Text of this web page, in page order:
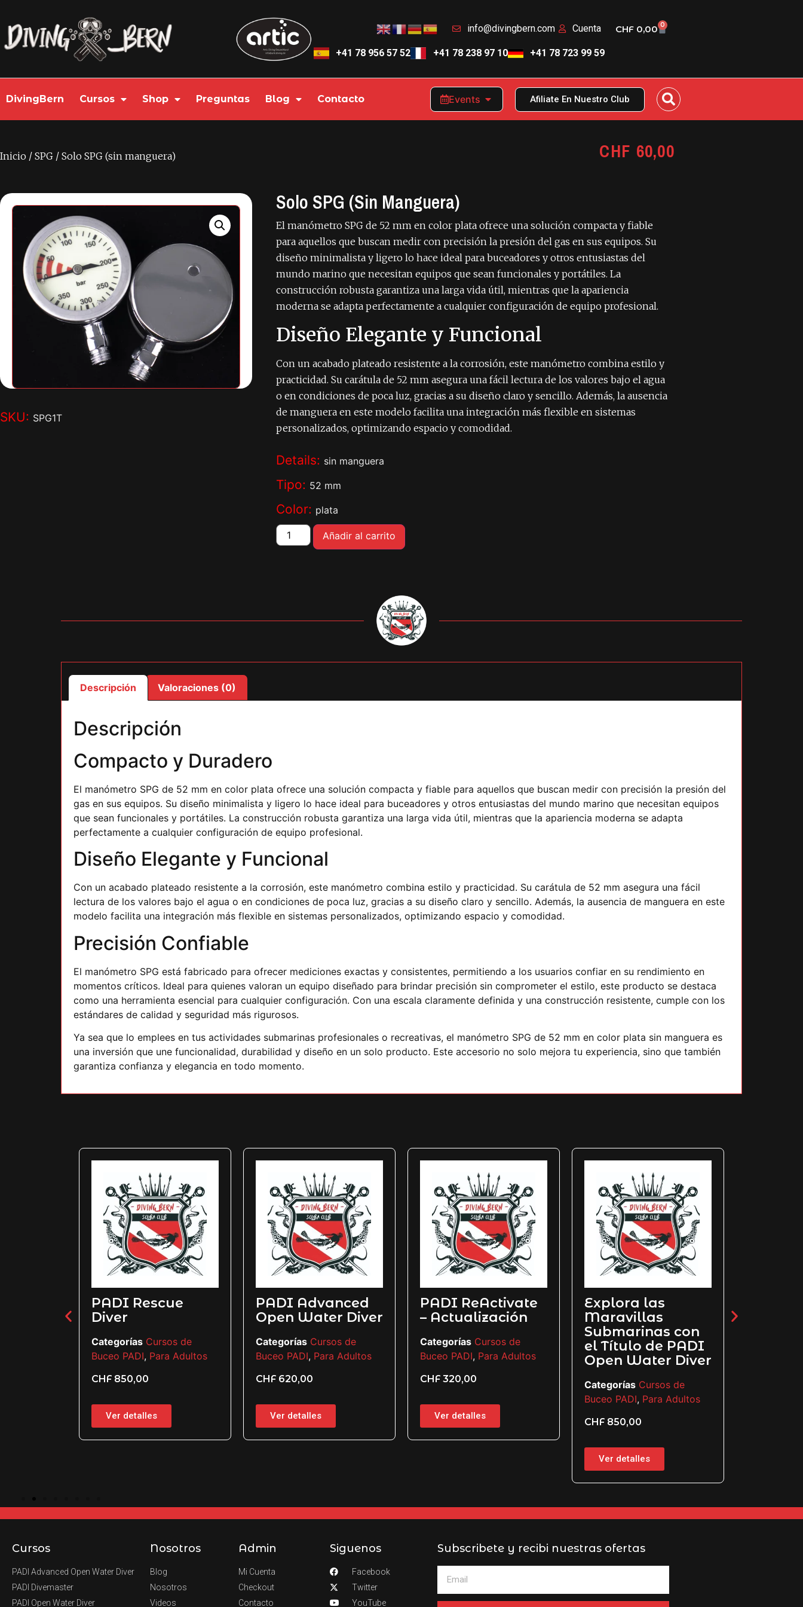
info@divingbern.com Cuenta CHF0,00 0
+41 78 956 57 52 +41 78 238 97 10 +41 78 723 99 59
DivingBern Cursos Shop Preguntas Blog Contacto Events Afiliate En Nuestro Club
Inicio / SPG / Solo SPG (sin manguera) CHF 60,00
SKU: SPG1T
Solo SPG (sin Manguera)
El manómetro SPG de 52 mm en color plata ofrece una solución compacta y fiable
para aquellos que buscan medir con precisión la presión del gas en sus equipos. Su
diseño minimalista y ligero lo hace ideal para buceadores y otros entusiastas del
mundo marino que necesitan equipos que sean funcionales y portátiles. La
construcción robusta garantiza una larga vida útil, mientras que la apariencia
moderna se adapta perfectamente a cualquier configuración de equipo profesional.
Diseño Elegante y Funcional
Con un acabado plateado resistente a la corrosión, este manómetro combina estilo y
practicidad. Su carátula de 52 mm asegura una fácil lectura de los valores bajo el agua
o en condiciones de poca luz, gracias a su diseño claro y sencillo. Además, la ausencia
de manguera en este modelo facilita una integración más flexible en sistemas
personalizados, optimizando espacio y comodidad.
Details: sin manguera
Tipo: 52 mm
Color: plata
Añadir al carrito
Descripción Valoraciones (0)
Descripción
Compacto y Duradero
El manómetro SPG de 52 mm en color plata ofrece una solución compacta y fiable para aquellos que buscan medir con precisión la presión del
gas en sus equipos. Su diseño minimalista y ligero lo hace ideal para buceadores y otros entusiastas del mundo marino que necesitan equipos
que sean funcionales y portátiles. La construcción robusta garantiza una larga vida útil, mientras que la apariencia moderna se adapta
perfectamente a cualquier configuración de equipo profesional.
Diseño Elegante y Funcional
Con un acabado plateado resistente a la corrosión, este manómetro combina estilo y practicidad. Su carátula de 52 mm asegura una fácil
lectura de los valores bajo el agua o en condiciones de poca luz, gracias a su diseño claro y sencillo. Además, la ausencia de manguera en este
modelo facilita una integración más flexible en sistemas personalizados, optimizando espacio y comodidad.
Precisión Confiable
El manómetro SPG está fabricado para ofrecer mediciones exactas y consistentes, permitiendo a los usuarios confiar en su rendimiento en
momentos críticos. Ideal para quienes valoran un equipo diseñado para brindar precisión sin comprometer el estilo, este producto se destaca
como una herramienta esencial para cualquier configuración. Con una escala claramente definida y una construcción resistente, cumple con los
estándares de calidad y seguridad más rigurosos.
Ya sea que lo emplees en tus actividades submarinas profesionales o recreativas, el manómetro SPG de 52 mm en color plata sin manguera es
una inversión que une funcionalidad, durabilidad y diseño en un solo producto. Este accesorio no solo mejora tu experiencia, sino que también
garantiza confianza y elegancia en todo momento.
PADI Rescue
Diver
Categorías Cursos de
Buceo PADI, Para Adultos
CHF 850,00
Ver detalles
PADI Advanced
Open Water Diver
Categorías Cursos de
Buceo PADI, Para Adultos
CHF 620,00
Ver detalles
PADI ReActivate
– Actualización
Categorías Cursos de
Buceo PADI, Para Adultos
CHF 320,00
Ver detalles
Explora las
Maravillas
Submarinas con
el Título de PADI
Open Water Diver
Categorías Cursos de
Buceo PADI, Para Adultos
CHF 850,00
Ver detalles
Cursos
PADI Advanced Open Water Diver
PADI Divemaster
PADI Open Water Diver
Nosotros
Blog
Nosotros
Videos
Admin
Mi Cuenta
Checkout
Contacto
Siguenos
Facebook
Twitter
YouTube
Subscribete y recibi nuestras ofertas